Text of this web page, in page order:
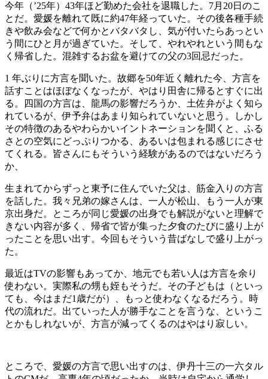
今年（’25年）43年ほど勤めた会社を退職した。7月20日のこ
とだ。愛媛を離れて既に約47年経っていた。その後各種手続
きや飲み会などで何かとバタバタし、気が付いたらあっとい
う間にひと月が過ぎていた。そして、やれやれという間もな
く帰省した。混雑するお盆を避けての父の3回忌だった。
1 年ぶりに方言を聞いた。故郷を50年近く離れた今、方言を
話すことはほぼなくなったが、やはり田舎に帰るとすぐに出
る。四国の方言は、龍馬の影響だろうか、土佐弁がよく知ら
れているが、伊予弁はあまり知られていないと思う。しかし
その特徴のあるやわらかいイントネーションを聞くと、ふる
さとの空気にどっぷりつかる、あるいは包まれる感じにさせ
てくれる。皆さんにもそういう経験があるのではないだろう
か、
生まれてからずっと東予に住んでいた父は、筋金入りの方言
を話した。我々兄弟の嫁さんは、一人が松山、もう一人が東
京出身だ。ところが同じ愛媛の出身でも解説がないと理解で
きない内容が多く、帰省で皆が集った夕食のたびに盛り上が
ったことを思い出す。今回もそういう昔ばなしで盛り上がっ
た。
最近はTVの影響もあってか、地元でも若い人は方言を余り
使わない。実際私の甥も姪もそうだ。その子どもは（といっ
ても、今はまだ1歳だが）、もっと使わなくなるだろう。時
代の流れだ。出ていった人が勝手なことを言うな、というこ
とかもしれないが、方言が減ってくるのはやはり寂しい。
ところで、愛媛の方言で思い出すのは、伊丹十三の一六タル